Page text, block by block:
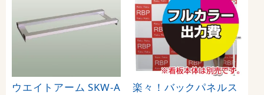
ウエイトアーム SKW-A
楽々！バックパネルス